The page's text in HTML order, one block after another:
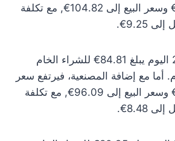
الشراء إلى 101.77€ وسعر البيع إلى 104.82€, مع تكلفة
9.25€.
سعر الذهب عيار 22 اليوم يبلغ 84.81€ للشراء الخام
الخام. أما مع إضافة المصنعية، فيرتفع سعر
الشراء إلى 93.29€ وسعر البيع إلى 96.09€, مع تكلفة
8.48€.